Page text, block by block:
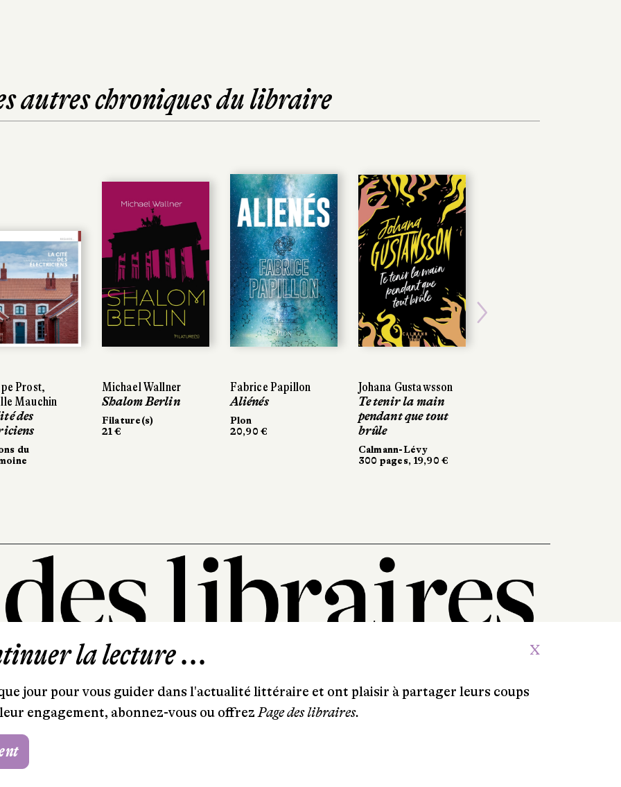
autres chroniques du libraire
Prost,
Mauchin
des
du
Michael Wallner
Shalom Berlin
Filature(s)
21 €
Fabrice Papillon
Aliénés
Plon
20,90 €
Johana Gustawsson
Te tenir la main
pendant que tout
brûle
Calmann-Lévy
300 pages, 19,90 €
101, rue Saint-Lazare
T. 01 44 41 97 20
la lecture ... X
jour pour vous guider dans l'actualité littéraire et ont plaisir à partager leurs coups
engagement, abonnez-vous ou offrezPage des libraires.